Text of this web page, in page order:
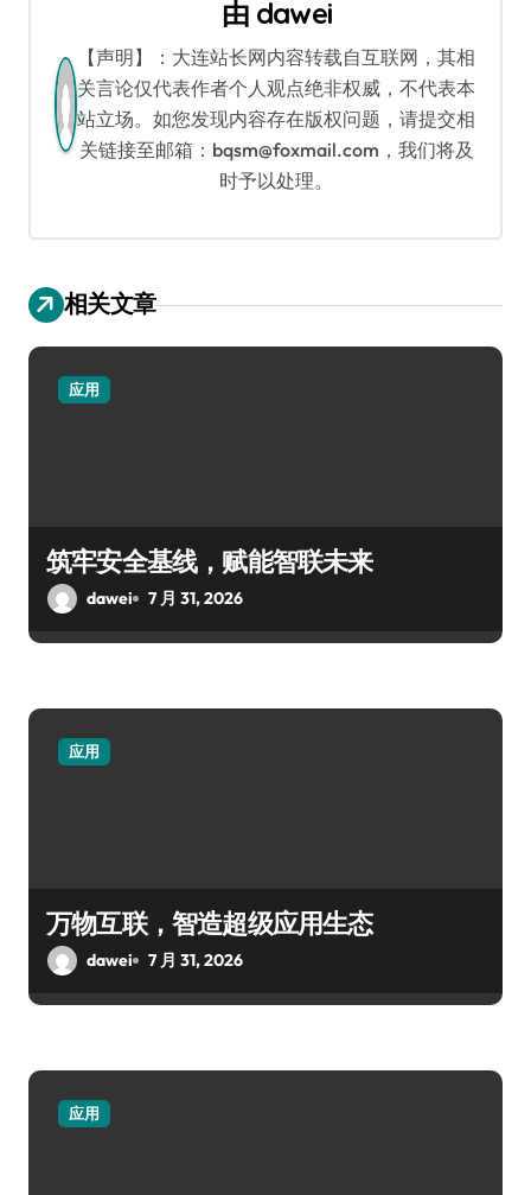
由 dawei
【声明】：大连站长网内容转载自互联网，其相
关言论仅代表作者个人观点绝非权威，不代表本
站立场。如您发现内容存在版权问题，请提交相
关链接至邮箱：bqsm@foxmail.com，我们将及
时予以处理。
相关文章
应用
筑牢安全基线，赋能智联未来
dawei 7 月 31, 2026
应用
万物互联，智造超级应用生态
dawei 7 月 31, 2026
应用